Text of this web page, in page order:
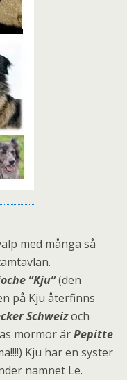
med många så
”Kju”(den
på Kju återfinns
Schweizoch
mormor ärPepitte
Kju har en syster
namnet Le.